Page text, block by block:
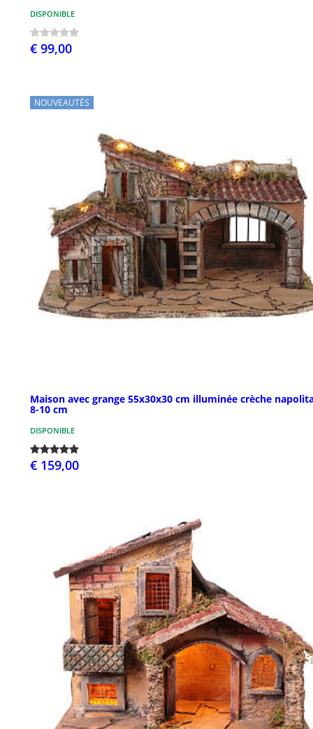
DISPONIBLE
€ 99,00
NOUVEAUTÉS
Maison avec grange 55x30x30 cm illuminée crèche
8-10 cm
DISPONIBLE
€ 159,00